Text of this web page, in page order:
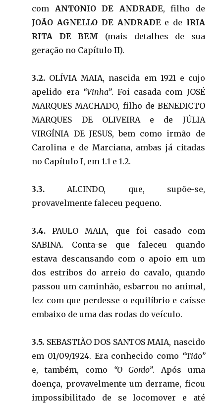
com ANTONIO DE ANDRADE, filho de
JOÃO AGNELLO DE ANDRADEe de IRIA
RITA DE BEM (mais detalhes de sua
geração no Capítulo II).
3.2. OLÍVIA MAIA, nascida em 1921 e cujo
apelido era “Vinha”. Foi casada com JOSÉ
MARQUES MACHADO, filho de BENEDICTO
MARQUES DE OLIVEIRA e de JÚLIA
VIRGÍNIA DE JESUS, bem como irmão de
Carolina e de Marciana, ambas já citadas
no Capítulo I, em 1.1 e 1.2.
3.3. ALCINDO, que, supõe-se,
provavelmente faleceu pequeno.
3.4. PAULO MAIA, que foi casado com
SABINA. Conta-se que faleceu quando
estava descansando com o apoio em um
dos estribos do arreio do cavalo, quando
passou um caminhão, esbarrou no animal,
fez com que perdesse o equilíbrio e caísse
embaixo de uma das rodas do veículo.
3.5. SEBASTIÃO DOS SANTOS MAIA, nascido
em 01/09/1924. Era conhecido como “Tião”
e, também, como “O Gordo”. Após uma
doença, provavelmente um derrame, ficou
impossibilitado de se locomover e até